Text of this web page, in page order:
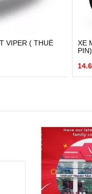
VIPER ( THUÊ
XE
PIN)